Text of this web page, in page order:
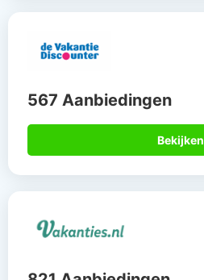
567 Aanbiedingen
Bekijken